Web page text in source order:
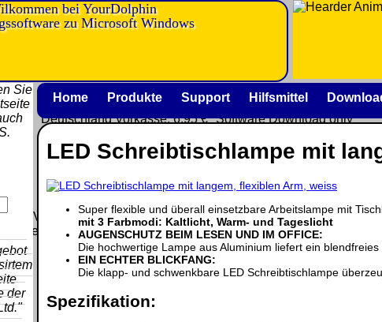
LED Schreibtischlampe mit
Super flexible und überall einsetzbare Arbeitslampe mit
mit 3 Farbmodi: Kaltlicht, Warm- und Tageslicht
AUGENSCHUTZ BEIM LESEN UND IM OFFICE:
Die hochwertige Lampe aus Aluminium liefert ein
EIN ECHTER BLICKFANG:
Die klapp- und schwenkbare LED Schreibtischlampe
Spezifikation:
Home Produkte Support Hilfsmittel
Sie
der
zu Microsoft Windows
Deutschland Nachnahme:
8.95 €
Deutschland Vorkasse: 6.95 €
Deutschland PayPal: 6.95 €
EU (inkl. Schweiz) Vorkasse:
20.00 €
20.00 €
Der Versand erfolgt als versichertes
Paket.
Selbstabholung vom Büro
oder von Ausstellungen: 0.00
Software Download only
Deutschland Vorkasse:
Deutschland PayPal:
EU (inkl. Schweiz)
Bei dieser Versandart
Rechnung / Lieferschein. Sie